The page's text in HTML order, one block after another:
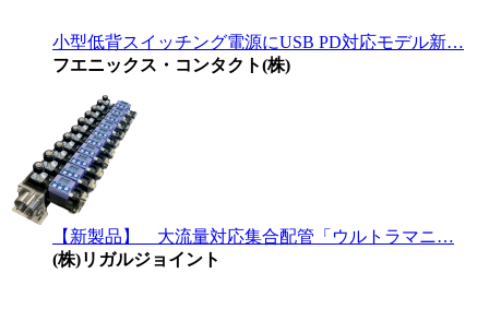
小型低背スイッチング電源にUSB PD対応モデル新…
フエニックス・コンタクト(株)
【新製品】 大流量対応集合配管「ウルトラマニ…
(株)リガルジョイント